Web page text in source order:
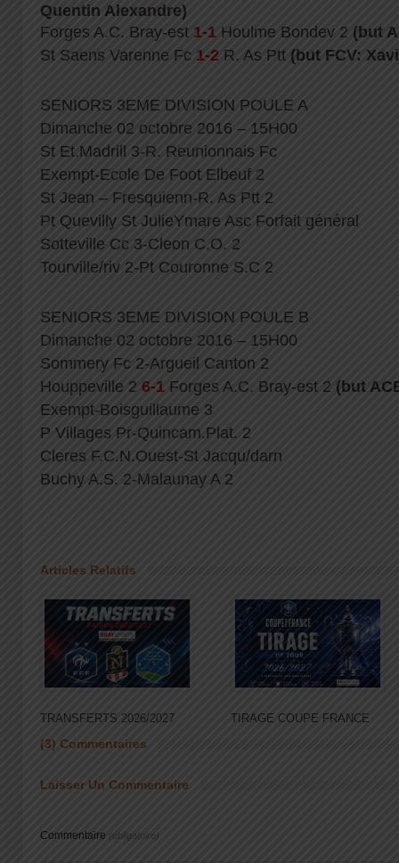
Quentin Alexandre)
Forges A.C. Bray-est 1-1 Houlme Bondev 2 (but
St Saens Varenne Fc 1-2 R. As Ptt (but FCV:
SENIORS 3EME DIVISION POULE A
Dimanche 02 octobre 2016 – 15H00
St Et.Madrill 3-R. Reunionnais Fc
Exempt-Ecole De Foot Elbeuf 2
St Jean – Fresquienn-R. As Ptt 2
Pt Quevilly St JulieYmare Asc Forfait général
Sotteville Cc 3-Cleon C.O. 2
Tourville/riv 2-Pt Couronne S.C 2
SENIORS 3EME DIVISION POULE B
Dimanche 02 octobre 2016 – 15H00
Sommery Fc 2-Argueil Canton 2
Houppeville 2 6-1 Forges A.C. Bray-est 2 (but
Exempt-Boisguillaume 3
P Villages Pr-Quincam.Plat. 2
Cleres F.C.N.Ouest-St Jacqu/darn
Buchy A.S. 2-Malaunay A 2
Articles Relatifs
TRANSFERTS 2026/2027 TIRAGE COUPE FRANCE
(3) Commentaires
Laisser Un Commentaire
Commentaire (obligatoire)